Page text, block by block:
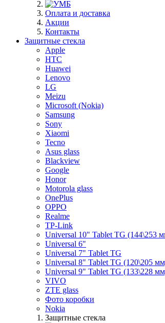
Оплата и доставка
Акции
Контакты
Защитные стекла
Apple
HTC
Huawei
Lenovo
LG
Meizu
Microsoft (Nokia)
Samsung
Sony
Xiaomi
Tecno
Asus glass
Blackview
Google
Honor
Motorola glass
OnePlus
OPPO
Realme
TP-Link
Universal 10" Tablet TG (144\253
Universal 6"
Universal 7" Tablet TG
Universal 8" Tablet TG (120\205
Universal 9" Tablet TG (133\228
VIVO
ZTE glass
Фото коробки
Nokia
Защитные стекла